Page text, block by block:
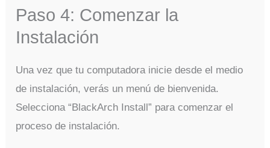
Paso 4: Comenzar la
Instalación
Una vez que tu computadora inicie desde el medio
de instalación, verás un menú de bienvenida.
Selecciona “BlackArch Install” para comenzar el
proceso de instalación.